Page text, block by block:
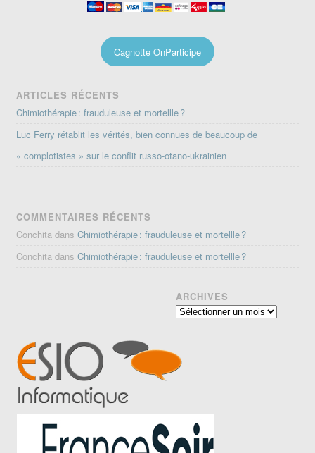
Cagnotte OnParticipe
ARTICLES RÉCENTS
Chimiothérapie : frauduleuse et mortellle ?
Luc Ferry rétablit les vérités, bien connues de beaucoup de
« complotistes » sur le conflit russo-otano-ukrainien
COMMENTAIRES RÉCENTS
Conchita dansChimiothérapie : frauduleuse et mortellle ?
Conchita dansChimiothérapie : frauduleuse et mortellle ?
ARCHIVES
Archives